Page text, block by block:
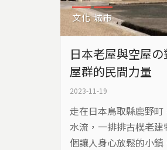
文化 城市
日本老屋與空屋
屋群的民間力量
2023-11-19
走在日本鳥取縣鹿野
水流，一排排古樸老
個讓人身心放鬆的小